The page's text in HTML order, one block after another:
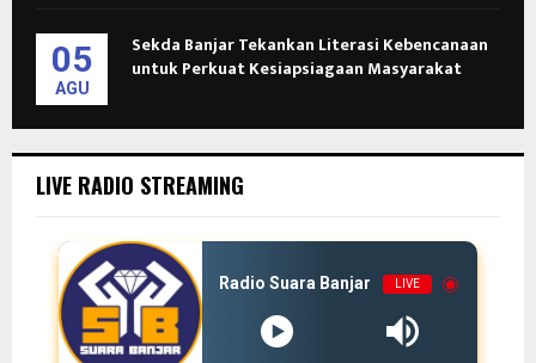
05
AGU
Sekda Banjar Tekankan Literasi Kebencanaan
untuk Perkuat Kesiapsiagaan Masyarakat
LIVE RADIO STREAMING
Radio Suara Banjar LIVE